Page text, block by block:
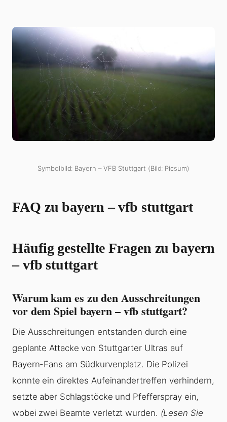
Symbolbild: Bayern – VFB Stuttgart (Bild: Picsum)
FAQ zu bayern – vfb stuttgart
Häufig gestellte Fragen zu bayern
– vfb stuttgart
Warum kam es zu den Ausschreitungen
vor dem Spiel bayern – vfb stuttgart?
Die Ausschreitungen entstanden durch eine
geplante Attacke von Stuttgarter Ultras auf
Bayern-Fans am Südkurvenplatz. Die Polizei
konnte ein direktes Aufeinandertreffen verhindern,
setzte aber Schlagstöcke und Pfefferspray ein,
wobei zwei Beamte verletzt wurden. (Lesen Sie